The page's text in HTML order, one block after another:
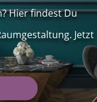
Hier findest Du
Jetzt